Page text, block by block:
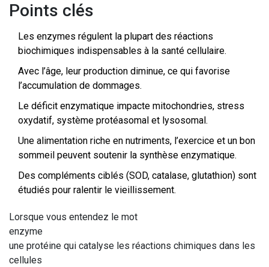
Points clés
Les enzymes régulent la plupart des réactions
biochimiques indispensables à la santé cellulaire.
Avec l’âge, leur production diminue, ce qui favorise
l’accumulation de dommages.
Le déficit enzymatique impacte mitochondries, stress
oxydatif, système protéasomal et lysosomal.
Une alimentation riche en nutriments, l’exercice et un bon
sommeil peuvent soutenir la synthèse enzymatique.
Des compléments ciblés (SOD, catalase, glutathion) sont
étudiés pour ralentir le vieillissement.
Lorsque vous entendez le mot
enzyme
une protéine qui catalyse les réactions chimiques dans les
cellules